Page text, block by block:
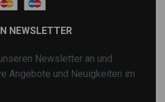
NEWSLETTER
Newsletter an und
Angebote und Neuigkeiten im